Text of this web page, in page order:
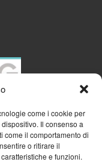
come i cookie per
Il consenso a
come il comportamento di
o ritirare il
e funzioni.